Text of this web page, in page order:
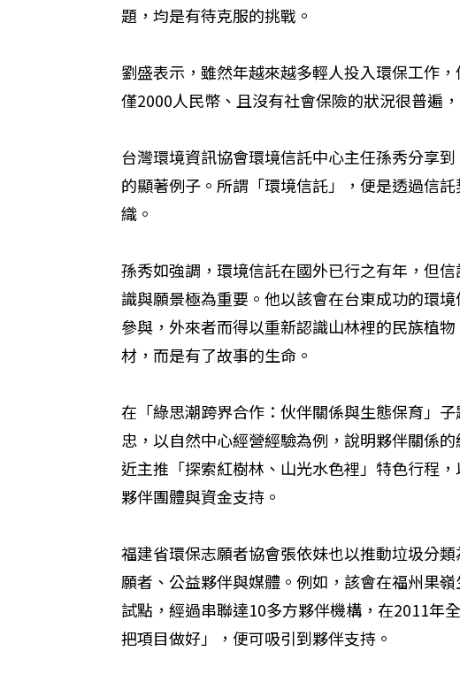
題，均是有待克服的挑戰。
劉盛表示，雖然年越來越多輕人投入環保工作
僅2000人民幣、且沒有社會保險的狀況很普遍
台灣環境資訊協會環境信託中心主任孫秀分享
的顯著例子。所謂「環境信託」，便是透過信
織。
孫秀如強調，環境信託在國外已行之有年，但
識與願景極為重要。他以該會在台東成功的環
參與，外來者而得以重新認識山林裡的民族植
材，而是有了故事的生命。
在「綠思潮跨界合作：伙伴關係與生態保育」
忠，以自然中心經營經驗為例，說明夥伴關係
近主推「探索紅樹林、山光水色裡」特色行程
夥伴團體與資金支持。
福建省環保志願者協會張依妹也以推動垃圾分
願者、公益夥伴與媒體。例如，該會在福州果
試點，經過串聯達10多方夥伴機構，在2011年
把項目做好」，便可吸引到夥伴支持。